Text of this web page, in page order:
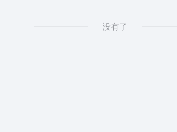
没有了